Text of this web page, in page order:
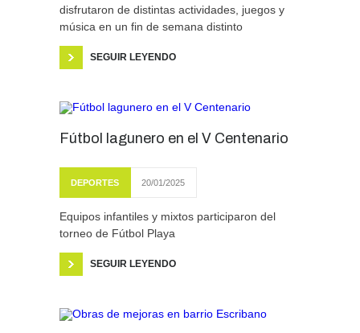
disfrutaron de distintas actividades, juegos y
música en un fin de semana distinto
SEGUIR LEYENDO
Fútbol lagunero en el V Centenario
DEPORTES 20/01/2025
Equipos infantiles y mixtos participaron del
torneo de Fútbol Playa
SEGUIR LEYENDO